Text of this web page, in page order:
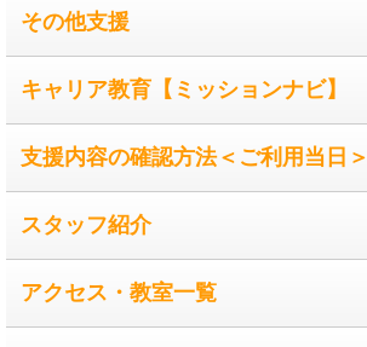
その他支援
キャリア教育【ミッションナビ】
支援内容の確認方法＜ご利用当日＞
スタッフ紹介
アクセス・教室一覧